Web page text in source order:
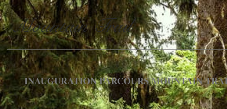
Mountain Trail
INAUGURATION PARCOURS MOUNTAIN